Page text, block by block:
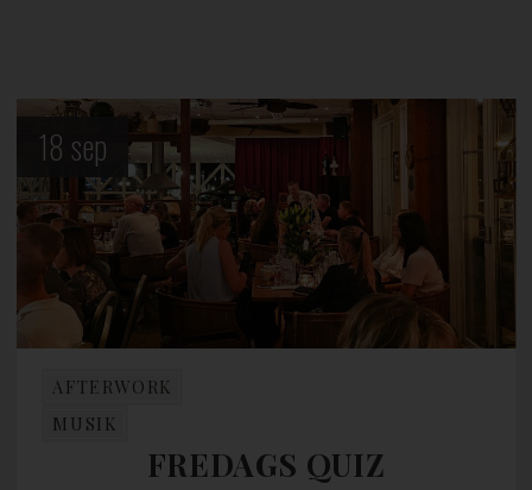
18 sep
AFTERWORK
MUSIK
FREDAGS QUIZ